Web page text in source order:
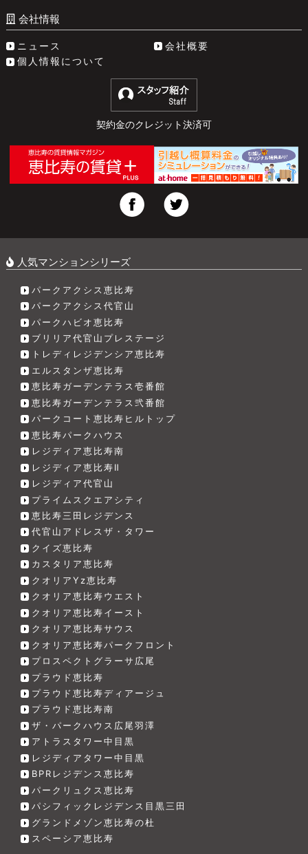
会社情報
ニュース
会社概要
個人情報について
契約金のクレジット決済可
人気マンションシリーズ
パークアクシス恵比寿
パークアクシス代官山
パークハビオ恵比寿
ブリリア代官山プレステージ
トレディレジデンシア恵比寿
エルスタンザ恵比寿
恵比寿ガーデンテラス壱番館
恵比寿ガーデンテラス弐番館
パークコート恵比寿ヒルトップ
恵比寿パークハウス
レジディア恵比寿南
レジディア恵比寿Ⅱ
レジディア代官山
プライムスクエアシティ
恵比寿三田レジデンス
代官山アドレスザ・タワー
クイズ恵比寿
カスタリア恵比寿
クオリアYz恵比寿
クオリア恵比寿ウエスト
クオリア恵比寿イースト
クオリア恵比寿サウス
クオリア恵比寿パークフロント
プロスペクトグラーサ広尾
プラウド恵比寿
プラウド恵比寿ディアージュ
プラウド恵比寿南
ザ・パークハウス広尾羽澤
アトラスタワー中目黒
レジディアタワー中目黒
BPRレジデンス恵比寿
パークリュクス恵比寿
パシフィックレジデンス目黒三田
グランドメゾン恵比寿の杜
スペーシア恵比寿